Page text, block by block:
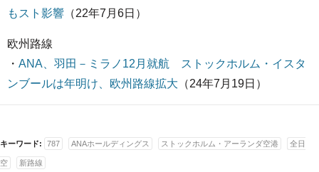
もスト影響 （22年7月6日）
欧州路線
・ ANA、羽田－ミラノ12月就航 ストックホルム・イスタ
ンブールは年明け、欧州路線拡大 （24年7月19日）
キーワード: 787 ANAホールディングス ストックホルム・アーランダ空港 全日
空 新路線